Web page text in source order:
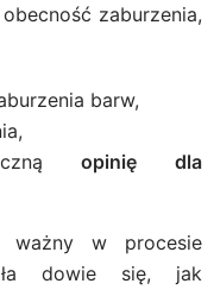
zaburzenia,
barw,
opinię dla
ważny w procesie
dowie się, jak